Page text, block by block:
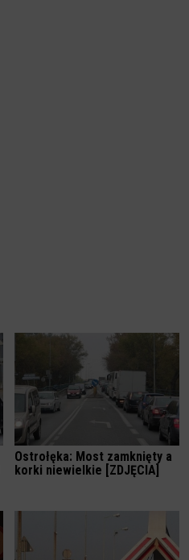
Ostrołęka: Most zamknięty a
korki niewielkie [ZDJĘCIA]